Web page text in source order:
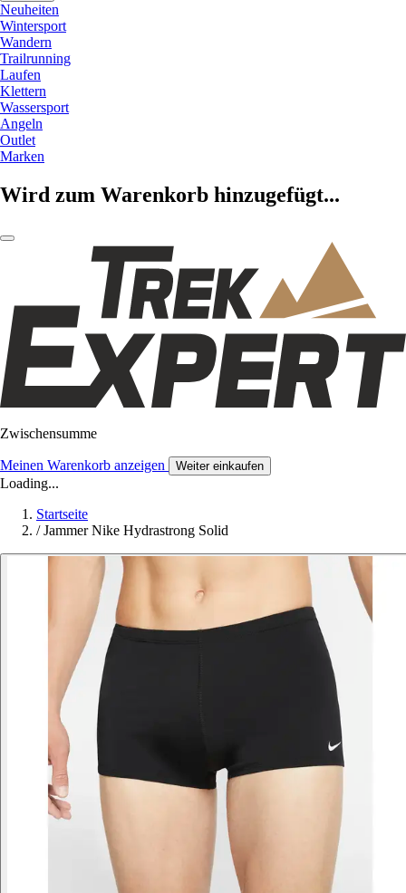
Neuheiten
Wintersport
Wandern
Trailrunning
Laufen
Klettern
Wassersport
Angeln
Outlet
Marken
Wird zum Warenkorb hinzugefügt...
Zwischensumme
Meinen Warenkorb anzeigen Weiter einkaufen
Loading...
Startseite
/ Jammer Nike Hydrastrong Solid